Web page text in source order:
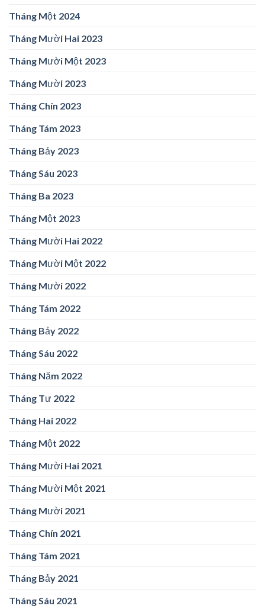
Tháng Một 2024
Tháng Mười Hai 2023
Tháng Mười Một 2023
Tháng Mười 2023
Tháng Chín 2023
Tháng Tám 2023
Tháng Bảy 2023
Tháng Sáu 2023
Tháng Ba 2023
Tháng Một 2023
Tháng Mười Hai 2022
Tháng Mười Một 2022
Tháng Mười 2022
Tháng Tám 2022
Tháng Bảy 2022
Tháng Sáu 2022
Tháng Năm 2022
Tháng Tư 2022
Tháng Hai 2022
Tháng Một 2022
Tháng Mười Hai 2021
Tháng Mười Một 2021
Tháng Mười 2021
Tháng Chín 2021
Tháng Tám 2021
Tháng Bảy 2021
Tháng Sáu 2021